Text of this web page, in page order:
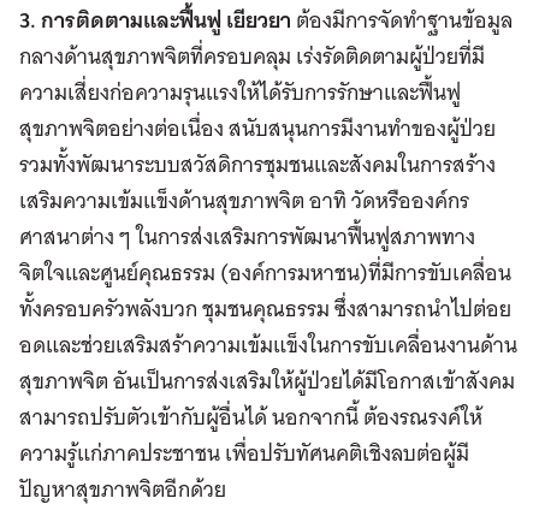
3. การติดตามและฟื้นฟู เยียวยาต้องมีการจัดทำฐานข้อมูล
กลางด้านสุขภาพจิตที่ครอบคลุม เร่งรัดติดตามผู้ป่วยที่มี
ความเสี่ยงก่อความรุนแรงให้ได้รับการรักษาและฟื้นฟู
สุขภาพจิตอย่างต่อเนื่อง สนับสนุนการมีงานทำของผู้ป่วย
รวมทั้งพัฒนาระบบสวัสดิการชุมชนและสังคมในการสร้าง
เสริมความเข้มแข็งด้านสุขภาพจิต อาทิ วัดหรือองค์กร
ศาสนาต่าง ๆ ในการส่งเสริมการพัฒนาฟื้นฟูสภาพทาง
จิตใจและศูนย์คุณธรรม (องค์การมหาชน)ที่มีการขับเคลื่อน
ทั้งครอบครัวพลังบวก ชุมชนคุณธรรม ซึ่งสามารถนำไปต่อย
อดและช่วยเสริมสร้าความเข้มแข็งในการขับเคลื่อนงานด้าน
สุขภาพจิต อันเป็นการส่งเสริมให้ผู้ป่วยได้มีโอกาสเข้าสังคม
สามารถปรับตัวเข้ากับผู้อื่นได้ นอกจากนี้ ต้องรณรงค์ให้
ความรู้แก่ภาคประชาชน เพื่อปรับทัศนคติเชิงลบต่อผู้มี
ปัญหาสุขภาพจิตอีกด้วย